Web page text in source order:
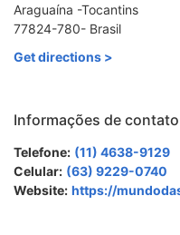
Araguaína -Tocantins
77824-780- Brasil
Get directions >
Informações de contato
Telefone: (11) 4638-9129
Celular: (63) 9229-0740
Website: https://